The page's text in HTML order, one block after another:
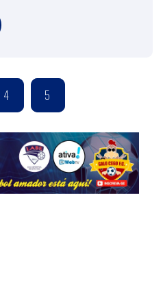
4 5